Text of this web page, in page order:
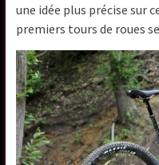
une idée plus précise sur
premiers tours de roues